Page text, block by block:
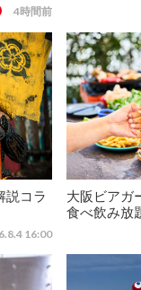
4時間前
説コラ
16:00
大阪ビアガ
食べ飲み放